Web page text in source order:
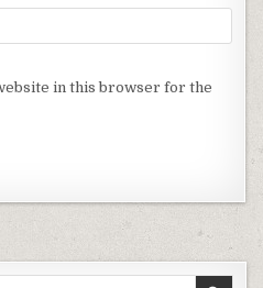
in this browser for the